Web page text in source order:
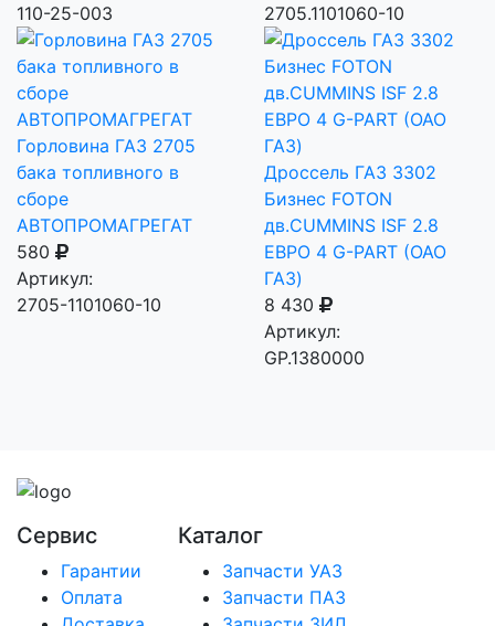
110-25-003
2705.1101060-10
Горловина ГАЗ 2705
бака топливного в
сборе
АВТОПРОМАГРЕГАТ
580
Артикул:
2705-1101060-10
Дроссель ГАЗ 3302
Бизнес FOTON
дв.CUMMINS ISF 2.8
ЕВРО 4 G-PART (ОАО
ГАЗ)
8 430
Артикул:
GP.1380000
Сервис
Гарантии
Оплата
Каталог
Запчасти УАЗ
Запчасти ПАЗ